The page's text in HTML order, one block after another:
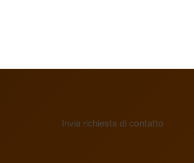
Invia richiesta di contatto